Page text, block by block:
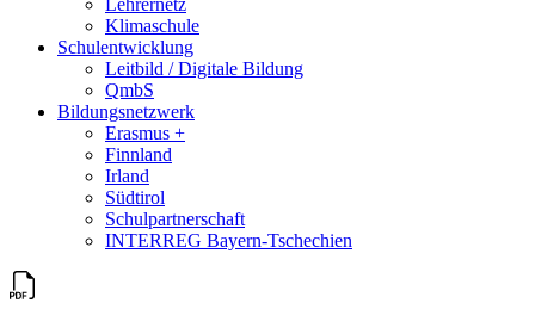
Lehrernetz
Klimaschule
Schulentwicklung
Leitbild / Digitale Bildung
QmbS
Bildungsnetzwerk
Erasmus +
Finnland
Irland
Südtirol
Schul­partner­schaft
INTERREG Bayern-Tschechien